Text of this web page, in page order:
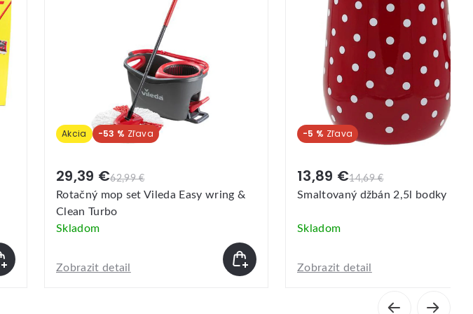
-5 %
14,69 €
13,89 €
Smaltovaný džbán 2,5l bodky
Skladom
Zobrazit detail
-9 %
8,79 €
7,99 €
Plastový odpudzovač holubov
Skladom
Zobrazit detail